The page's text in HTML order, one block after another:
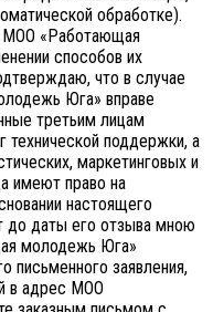
обработке).
МОО «Работающая
способов их
что в случае
Юга» вправе
третьим лицам
технической поддержки, а
маркетинговых и
имеют право на
настоящего
до даты его отзыва мною
молодежь Юга»
письменного заявления,
в адрес МОО